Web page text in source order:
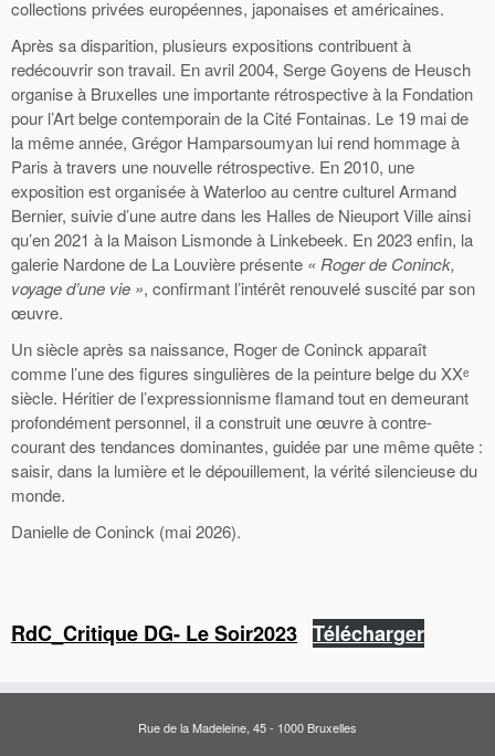
collections privées européennes, japonaises et américaines.
Après sa disparition, plusieurs expositions contribuent à
redécouvrir son travail. En avril 2004, Serge Goyens de Heusch
organise à Bruxelles une importante rétrospective à la Fondation
pour l’Art belge contemporain de la Cité Fontainas. Le 19 mai de
la même année, Grégor Hamparsoumyan lui rend hommage à
Paris à travers une nouvelle rétrospective. En 2010, une
exposition est organisée à Waterloo au centre culturel Armand
Bernier, suivie d’une autre dans les Halles de Nieuport Ville ainsi
qu’en 2021 à la Maison Lismonde à Linkebeek. En 2023 enfin, la
galerie Nardone de La Louvière présente « Roger de Coninck,
voyage d’une vie », confirmant l’intérêt renouvelé suscité par son
œuvre.
Un siècle après sa naissance, Roger de Coninck apparaît
comme l’une des figures singulières de la peinture belge du XXᵉ
siècle. Héritier de l’expressionnisme flamand tout en demeurant
profondément personnel, il a construit une œuvre à contre-
courant des tendances dominantes, guidée par une même quête :
saisir, dans la lumière et le dépouillement, la vérité silencieuse du
monde.
Danielle de Coninck (mai 2026).
RdC_Critique DG- Le Soir2023 Télécharger
Rue de la Madeleine, 45 - 1000 Bruxelles